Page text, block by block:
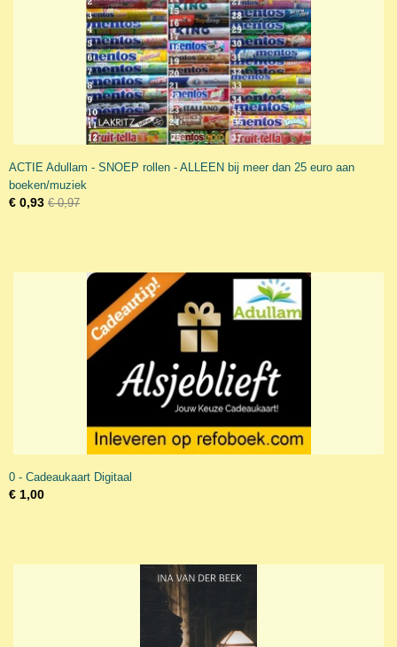
ACTIE Adullam - SNOEP rollen - ALLEEN bij meer dan 25 euro aan
boeken/muziek
€ 0,93 € 0,97
0 - Cadeaukaart Digitaal
€ 1,00